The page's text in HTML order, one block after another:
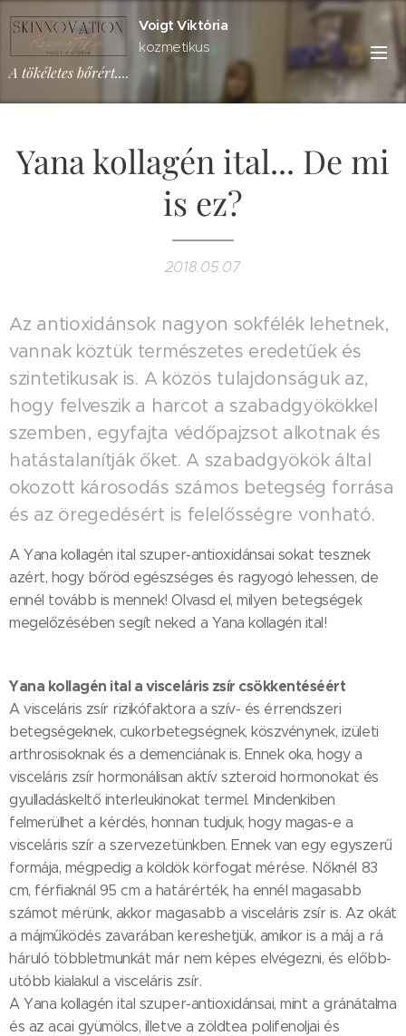
Voigt Viktória
kozmetikus
A tökéletes bőrért....
Yana kollagén ital... De mi
is ez?
2018.05.07
Az antioxidánsok nagyon sokfélék lehetnek,
vannak köztük természetes eredetűek és
szintetikusak is. A közös tulajdonságuk az,
hogy felveszik a harcot a szabadgyökökkel
szemben, egyfajta védőpajzsot alkotnak és
hatástalanítják őket. A szabadgyökök által
okozott károsodás számos betegség forrása
és az öregedésért is felelősségre vonható.
A Yana kollagén ital szuper-antioxidánsai sokat tesznek
azért, hogy bőröd egészséges és ragyogó lehessen, de
ennél tovább is mennek! Olvasd el, milyen betegségek
megelőzésében segít neked a Yana kollagén ital!
Yana kollagén ital a visceláris zsír csökkentéséért
A visceláris zsír rizikófaktora a szív- és érrendszeri
betegségeknek, cukorbetegségnek, köszvénynek, izületi
arthrosisoknak és a demenciának is. Ennek oka, hogy a
visceláris zsír hormonálisan aktív szteroid hormonokat és
gyulladáskeltő interleukinokat termel. Mindenkiben
felmerülhet a kérdés, honnan tudjuk, hogy magas-e a
visceláris szír a szervezetünkben. Ennek van egy egyszerű
formája, mégpedig a köldök körfogat mérése. Nőknél 83
cm, férfiaknál 95 cm a határérték, ha ennél magasabb
számot mérünk, akkor magasabb a visceláris zsír is. Az okát
a májműködés zavarában kereshetjük, amikor is a máj a rá
háruló többletmunkát már nem képes elvégezni, és előbb-
utóbb kialakul a visceláris zsír.
A Yana kollagén ital szuper-antioxidánsai, mint a gránátalma
és az acai gyümölcs, illetve a zöldtea polifenoljai és